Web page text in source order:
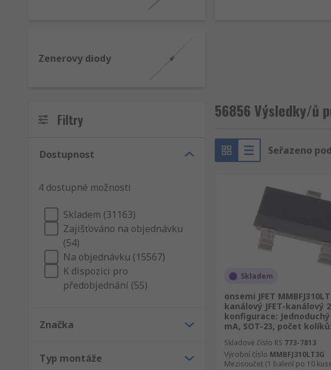
Triaky: Jsou obousměrné přepínače umožňující proud v obou
DIAC: Často se používají pro spouštění tyristorů
Kapacitní diody: Nachází se v každodenních běžných
Na co lze diskrétní polovodiče použít?
Úspora místa: Tranzistor Darlington zabírá méně místa než
Přepínání aplikací: Tranzistory JFET se často používají tímto
Analogové a digitální: Tranzistory MOSFET lze použít oběma
Výkonové regulátory: Tyristory se často používají pouze pro
Regulátor napětí: Zenerovy diody se nejčastěji používají pro
Zenerovy diody
Filtry
Dostupnost
4 dostupné možnosti
Skladem (31163)
Zajišťováno na objednávku
(54)
Na objednávku (15567)
K dispozici pro
předobjednání (55)
Značka
Typ montáže
56856 Výsledky/ů
Seřazeno
Skladem
onsemi JFET
kanálový JFET-kanálový
konfigurace:
mA, SOT-23, počet
Skladové číslo RS 773-7813
Výrobní číslo MMBFJ310LT3G
Mezisoučet (1 balení po 10